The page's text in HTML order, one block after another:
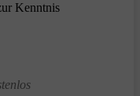
Kenntnis